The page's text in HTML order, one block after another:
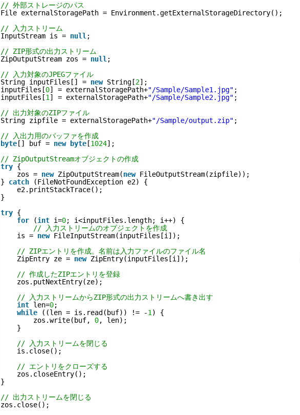
// 外部ストレージのパス
File externalStoragePath = Environment.getExternalStorageDirectory();
// 入力ストリーム
InputStream is = null ;
// ZIP形式の出力ストリーム
ZipOutputStream zos = null ;
// 入力対象のJPEGファイル
String inputFiles[] = new String[2];
inputFiles[0] = externalStoragePath+"/Sample/Sample1.jpg" ;
inputFiles[1 ] = externalStoragePath+"/Sample/Sample2.jpg" ;
// 出力対象のZIPファイル
String zipfile = externalStoragePath+"/Sample/output.zip" ;
// 入出力用のバッファを作成
byte [] buf = new byte [1024];
// ZipOutputStreamオブジェクトの作成
try {
zos = new ZipOutputStream(new FileOutputStream(zipfile));
} catch
(FileNotFoundException e2) {
e2.printStackTrace();
}
try {
for
(int i=0; i<inputFiles.length; i++) {
// 入力ストリームのオブジェクトを作成
is = new FileInputStream(inputFiles[i]);
// ZIPエントリを作成。名前は入力ファイルのファイル名
ZipEntry ze = new ZipEntry(inputFiles[i]);
// 作成したZIPエントリを登録
zos.putNextEntry(ze);
// 入力ストリームからZIP形式の出力ストリームへ書き出す
int len=0;
while
((len = is.read(buf)) != -1 ) {
zos.write(buf, 0, len);
}
// 入力ストリームを閉じる
is.close();
// エントリをクローズする
zos.closeEntry();
}
// 出力ストリームを閉じる
zos.close();